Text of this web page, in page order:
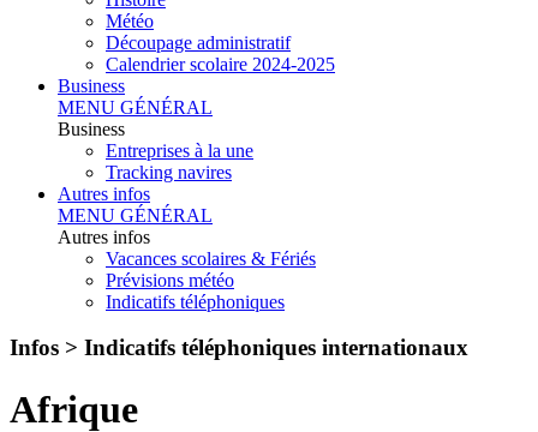
Météo
Découpage administratif
Calendrier scolaire 2024-2025
Business
MENU GÉNÉRAL
Business
Entreprises à la une
Tracking navires
Autres infos
MENU GÉNÉRAL
Autres infos
Vacances scolaires & Fériés
Prévisions météo
Indicatifs téléphoniques
Infos > Indicatifs téléphoniques internationaux
Afrique